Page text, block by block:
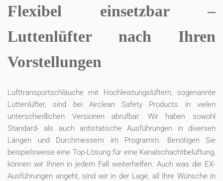
Flexibel einsetzbar –
Luttenlüfter nach Ihren
Vorstellungen
Lufttransportschläuche mit Hochleistungslüftern, sogenannte
Luttenlüfter, sind bei Airclean Safety Products in vielen
unterschiedlichen Versionen abrufbar. Wir haben sowohl
Standard- als auch antistatische Ausführungen in diversen
Längen und Durchmessern im Programm. Benötigen Sie
beispielsweise eine Top-Lösung für eine Kanalschachtbelüftung,
können wir Ihnen in jedem Fall weiterhelfen. Auch was die EX-
Ausführungen angeht, sind wir in der Lage, all Ihre Wünsche in